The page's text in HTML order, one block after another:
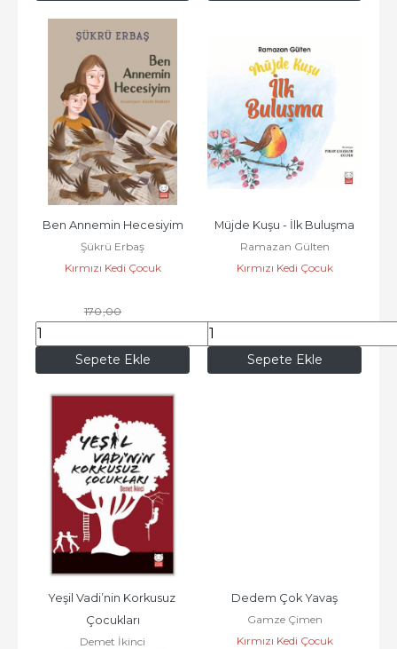
Sepete Ekle
Ben Annemin Hecesiyim
Şükrü Erbaş
Kırmızı Kedi Çocuk
170,00
146,20
Sepete Ekle
Müjde Kuşu - İlk Buluşma
Ramazan Gülten
Kırmızı Kedi Çocuk
180,00
Yeşil Vadi’nin Korkusuz
Çocukları
Demet İkinci
Dedem Çok Yavaş
Gamze Çimen
Kırmızı Kedi Çocuk